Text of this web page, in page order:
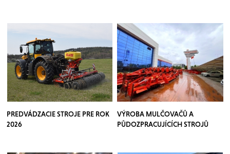
PREDVÁDZACIE STROJE PRE ROK
2026
VÝROBA MULČOVAČŮ A
PŮDOZPRACUJÍCÍCH STROJŮ